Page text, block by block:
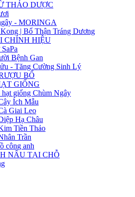
THẢO DƯỢC
- MORINGA
| Bổ Thận Tráng Dương
CHÍNH HIỆU
Bệnh Gan
- Tăng Cường Sinh Lý
BỔ
GIỐNG
giống Chùm Ngây
Ích Mẫu
Giai Leo
Hạ Châu
Tiền Thảo
Trần
công anh
NẤU TẠI CHỖ